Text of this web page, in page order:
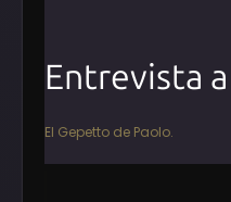
Entrevista
El Gepetto de Paolo.